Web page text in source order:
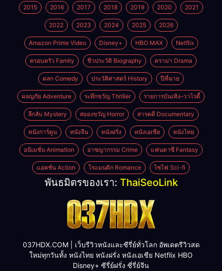
2015 2016 2017 2018 2019 2020 2021
2022 2023 2024 2025 2026
Amazon Prime Video Disney+ HBO MAX Netflix
ครอบครัว Family ชีวประวัติ Biography ดราม่า Drama
ตลก Comedy ประวัติศาสตร์ History ปีที่ฉาย
ผจญภัย Adventure ระทึกขวัญ Thriller รายการบันเทิง–วาไรตี้
ลึกลับ Mystery สยองขวัญ Horror สารคดี Documentary
หนังการ์ตูน หนังจีน หนังฝรั่ง หนังเอเชีย หนังไทย
อนิเมชั่น Animation อาชญากรรม Crime แฟนตาซี Fantasy
แอคชั่น Action โรแมนติก Romance ไซไฟ Sci-fi
พันธมิตรของเรา: ThaiSeoLink
037HDX.COM | เว็บรีวิวหนังและซีรี่ย์ทั่วโลก อัพเดตรีวิวสด
ใหม่ทุกวันทั้ง หนังไทย หนังฝรั่ง หนังเอเชีย Netflix HBO
Disney+ ซีรี่ย์ฝรั่ง ซี่รี่ย์จีน